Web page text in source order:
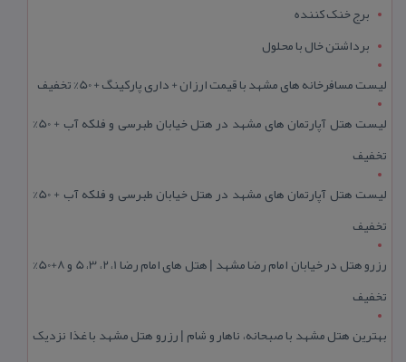
برج خنک کننده
برداشتن خال با محلول
لیست مسافرخانه های مشهد با قیمت ارزان + داری پارکینگ + 50% تخفیف
لیست هتل آپارتمان های مشهد در هتل خیابان طبرسی و فلکه آب + 50%
تخفیف
لیست هتل آپارتمان های مشهد در هتل خیابان طبرسی و فلکه آب + 50%
تخفیف
رزرو هتل در خیابان امام رضا مشهد | هتل‌ های امام رضا 1، 2، 3، 5 و 8+50%
تخفیف
بهترین هتل مشهد با صبحانه، ناهار و شام | رزرو هتل مشهد با غذا نزدیک